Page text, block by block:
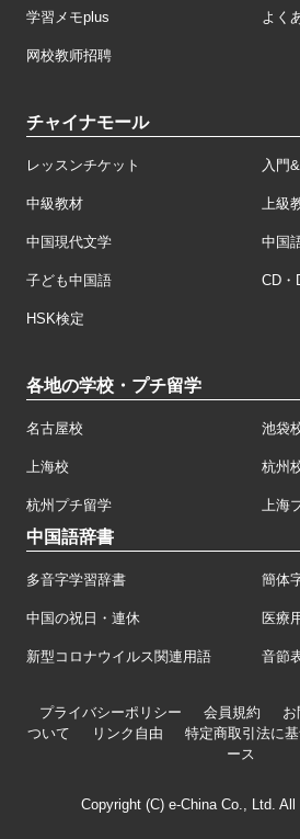
学習メモplus よく
网校教师招聘
チャイナモール
レッスンチケット 入門
中級教材 上級
中国現代文学 中国
子ども中国語 CD・
HSK検定
各地の学校・プチ留学
名古屋校 池袋
上海校 杭州
杭州プチ留学 上海
中国語辞書
多音字学習辞書 簡体
中国の祝日・連休 医療
新型コロナウイルス関連用語 音節
プライバシーポリシー 会員規約
ついて
リンク自由 特定商取引法に
ース
Copyright (C) e-China Co., Ltd.